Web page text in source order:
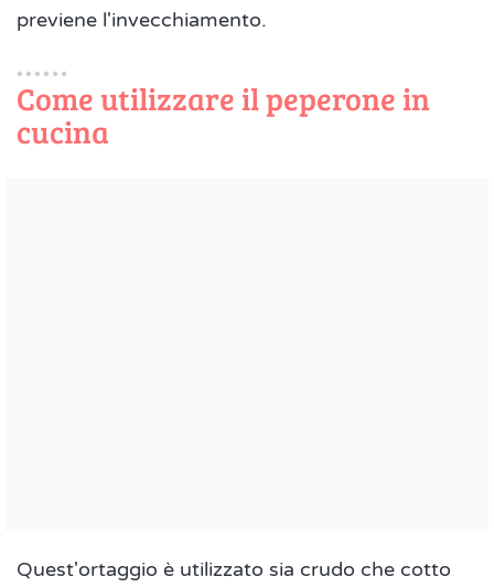
previene l'invecchiamento.
Come utilizzare il peperone in
cucina
Quest'ortaggio è utilizzato sia crudo che cotto